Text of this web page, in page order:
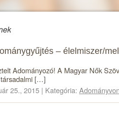
– élelmiszer/
Adományozó! A Magyar Nők
[…]
25., 2015 | Kategória: